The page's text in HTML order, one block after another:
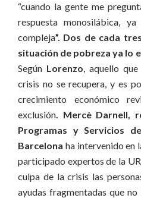
“cuando la gente me
respuesta monosilábica,
compleja”. Dos de cada
situación de pobreza ya lo
Según Lorenzo, aquello
crisis no se recupera, y es
crecimiento económico
exclusión. Mercè Darnell,
Programas y Servicios
Barcelona ha intervenido en
participado expertos de la
culpa de la crisis las
ayudas fragmentadas que